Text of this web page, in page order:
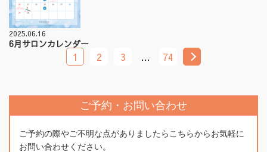
2025.06.16
6月サロンカレンダー
1 2 3 … 74
ご予約・お問い合わせ
ご予約の際やご不明な点がありましたらこちらからお気軽に
お問い合わせください。